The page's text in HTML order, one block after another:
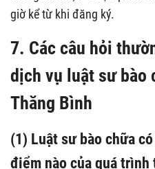
giờ kể từ khi đăng ký.
7. Các câu hỏi
dịch vụ luật sư bào
Thăng Bình
(1) Luật sư bào chữa
điểm nào của quá trình